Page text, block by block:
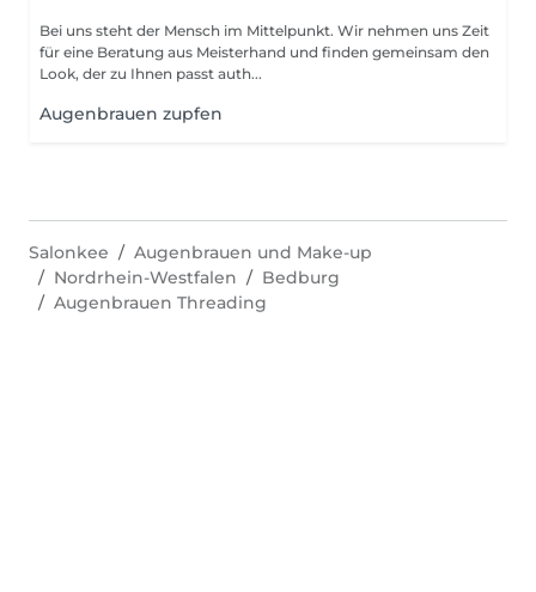
Bei uns steht der Mensch im Mittelpunkt. Wir nehmen uns Zeit
für eine Beratung aus Meisterhand und finden gemeinsam den
Look, der zu Ihnen passt auth...
Augenbrauen zupfen
Salonkee
Augenbrauen und Make-up
Nordrhein-Westfalen
Bedburg
Augenbrauen Threading